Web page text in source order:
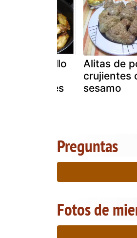
de pollo
Alitas de
crujientes
sesamo
Preguntas
Fotos de